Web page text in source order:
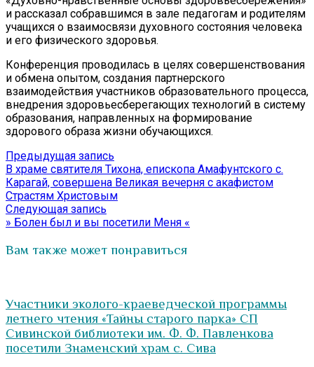
и рассказал собравшимся в зале педагогам и родителям
учащихся о взаимосвязи духовного состояния человека
и его физического здоровья.
Конференция проводилась в целях совершенствования
и обмена опытом, создания партнерского
взаимодействия участников образовательного процесса,
внедрения здоровьесберегающих технологий в систему
образования, направленных на формирование
здорового образа жизни обучающихся.
Навигация
по
записям
Предыдущая запись
запись:
В храме святителя Тихона, епископа Амафунтского с.
Карагай, совершена Великая вечерня с акафистом
Страстям Христовым
Следующая запись
запись:
» Болен был и вы посетили Меня «
Вам также может понравиться
Участники эколого-краеведческой программы
летнего чтения «Тайны старого парка» СП
Сивинской библиотеки им. Ф. Ф. Павленкова
посетили Знаменский храм с. Сива